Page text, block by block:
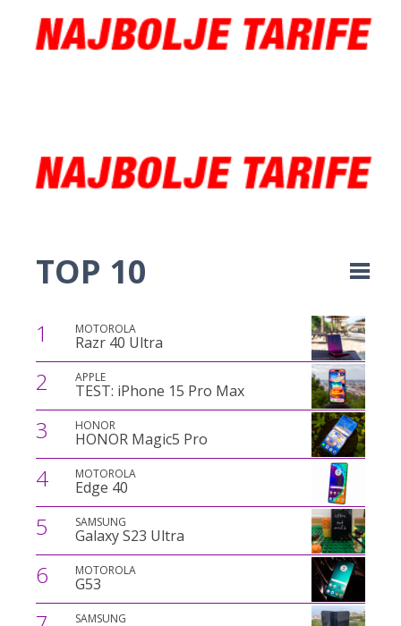
TOP 10
1 MOTOROLA
Razr 40 Ultra
2 APPLE
TEST: iPhone 15 Pro Max
3 HONOR
HONOR Magic5 Pro
4 MOTOROLA
Edge 40
5 SAMSUNG
Galaxy S23 Ultra
6 MOTOROLA
G53
SAMSUNG